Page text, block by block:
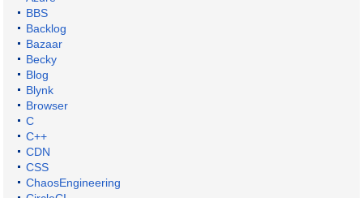
BBS
Backlog
Bazaar
Becky
Blog
Blynk
Browser
C
C++
CDN
CSS
ChaosEngineering